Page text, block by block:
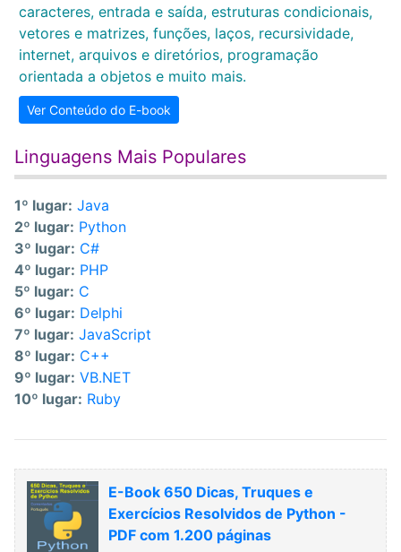
caracteres, entrada e saída, estruturas condicionais,
vetores e matrizes, funções, laços, recursividade,
internet, arquivos e diretórios, programação
orientada a objetos e muito mais.
Ver Conteúdo do E-book
Linguagens Mais Populares
1º lugar: Java
2º lugar: Python
3º lugar: C#
4º lugar: PHP
5º lugar: C
6º lugar: Delphi
7º lugar: JavaScript
8º lugar: C++
9º lugar: VB.NET
10º lugar: Ruby
E-Book 650 Dicas, Truques e
Exercícios Resolvidos de Python -
PDF com 1.200 páginas